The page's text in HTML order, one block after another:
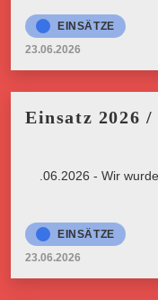
EINSÄTZE
23.06.2026
Einsatz 2026 /
23.06.2026 - Wir
EINSÄTZE
23.06.2026